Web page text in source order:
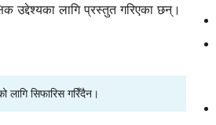
उद्देश्यका लागि प्रस्तुत गरिएका छन्।
सिफारिस गरिँदैन।